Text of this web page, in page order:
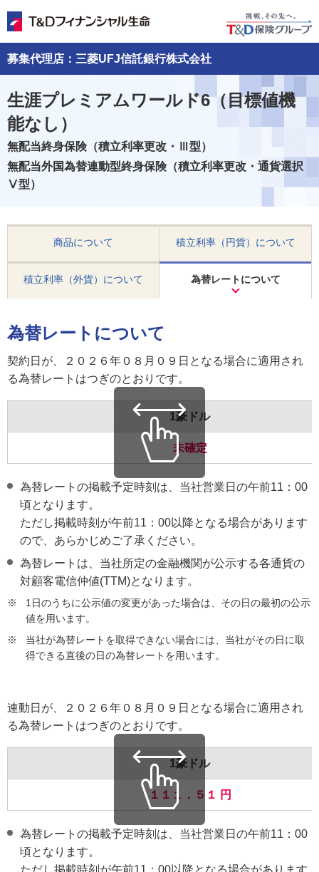
募集代理店：三菱UFJ信託銀行株式会社
生涯プレミアムワールド6（目標値機
能なし）
無配当終身保険（積立利率更改・Ⅲ型）
無配当外国為替連動型終身保険（積立利率更改・通貨選択
Ⅴ型）
商品について 積立利率（円貨）について
積立利率（外貨）について 為替レートについて
為替レートについて
契約日が、２０２６年０８月０９日となる場合に適用され
る為替レートはつぎのとおりです。
1豪ドル
未確定
為替レートの掲載予定時刻は、当社営業日の午前11：00
頃となります。
ただし掲載時刻が午前11：00以降となる場合があります
ので、あらかじめご了承ください。
為替レートは、当社所定の金融機関が公示する各通貨の
対顧客電信仲値(TTM)となります。
※
1日のうちに公示値の変更があった場合は、その日の最初の公示
値を用います。
※
当社が為替レートを取得できない場合には、当社がその日に取
得できる直後の日の為替レートを用います。
連動日が、２０２６年０８月０９日となる場合に適用され
る為替レートはつぎのとおりです。
1豪ドル
１１１．５１ 円
為替レートの掲載予定時刻は、当社営業日の午前11：00
頃となります。